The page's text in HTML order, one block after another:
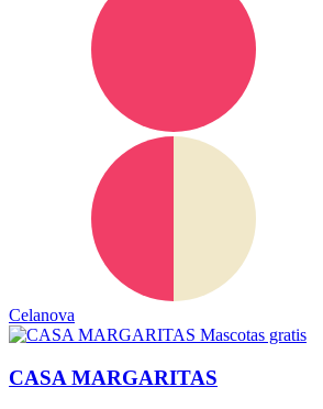
Celanova
Mascotas gratis
CASA MARGARITAS